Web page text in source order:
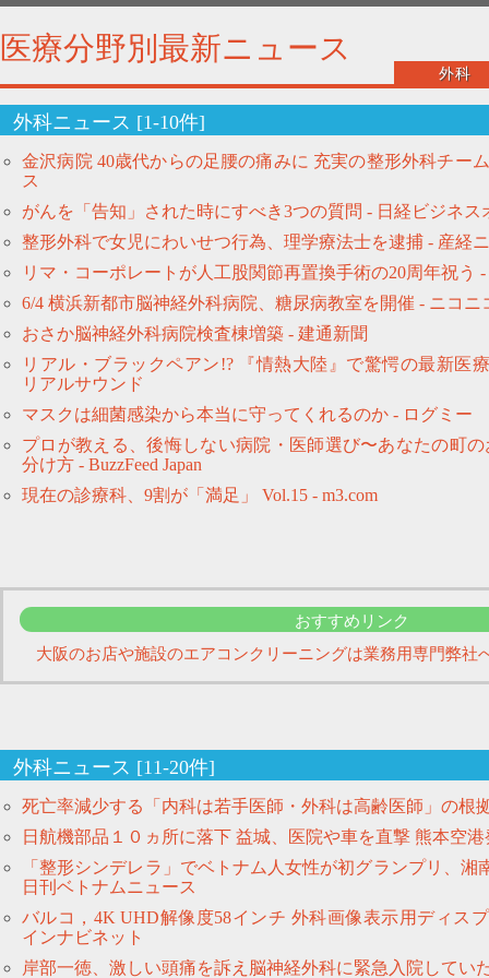
医療分野別最新ニュース
外科
外科ニュース [1-10件]
金沢病院 40歳代からの足腰の痛みに 充実の整形外科チー
ス
がんを「告知」された時にすべき3つの質問 - 日経ビジネス
整形外科で女児にわいせつ行為、理学療法士を逮捕 - 産経
リマ・コーポレートが人工股関節再置換手術の20周年祝う
6/4 横浜新都市脳神経外科病院、糖尿病教室を開催 - ニコニ
おさか脳神経外科病院検査棟増築 - 建通新聞
リアル・ブラックペアン!? 『情熱大陸』で驚愕の最新医
リアルサウンド
マスクは細菌感染から本当に守ってくれるのか - ログミー
プロが教える、後悔しない病院・医師選び〜あなたの町
分け方 - BuzzFeed Japan
現在の診療科、9割が「満足」 Vol.15 - m3.com
おすすめリンク
大阪のお店や施設のエアコンクリーニングは業務用専門弊
外科ニュース [11-20件]
死亡率減少する「内科は若手医師・外科は高齢医師」の根
日航機部品１０ヵ所に落下 益城、医院や車を直撃 熊本空
「整形シンデレラ」でベトナム人女性が初グランプリ、湘
日刊ベトナムニュース
バルコ，4K UHD解像度58インチ 外科画像表示用ディス
インナビネット
岸部一徳、激しい頭痛を訴え脳神経外科に緊急入院してい